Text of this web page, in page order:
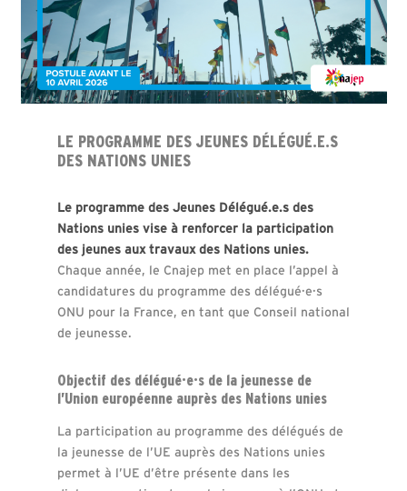
LE PROGRAMME DES JEUNES DÉLÉGUÉ.E.S
DES NATIONS UNIES
Le programme des Jeunes Délégué.e.s des
Nations uniesvise à renforcer la participation
des jeunes aux travaux des Nations unies.
Chaque année, le Cnajep met en place l’appel à
candidatures du programme des délégué·e·s
ONU pour la France, en tant que Conseil national
de jeunesse.
Objectif des délégué·e·s de la jeunesse de
l’Union européenne auprès des Nations unies
La participation au programme des délégués de
la jeunesse de l’UE auprès des Nations unies
permet à l’UE d’être présente dans les